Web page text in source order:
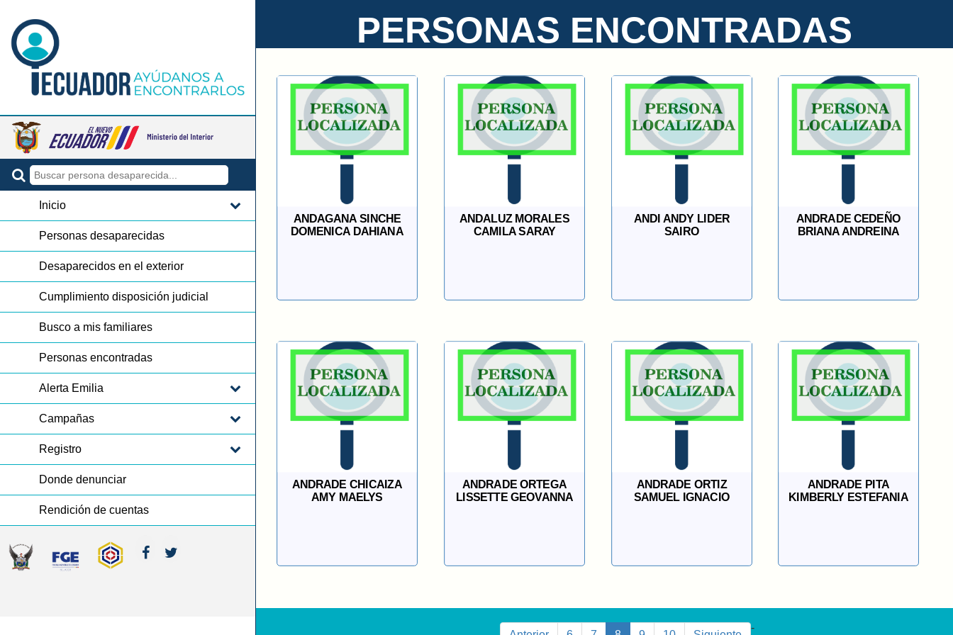
Inicio
Personas desaparecidas
Desaparecidos en el exterior
Cumplimiento disposición judicial
Busco a mis familiares
Personas encontradas
Alerta Emilia
Campañas
Registro
Donde denunciar
Rendición de cuentas
PERSONAS ENCONTRADAS
ANDAGANA SINCHE
DOMENICA DAHIANA
ANDALUZ MORALES
CAMILA SARAY
ANDI ANDY LIDER
SAIRO
ANDRADE CEDEÑO
BRIANA ANDREINA
ANDRADE CHICAIZA
AMY MAELYS
ANDRADE ORTEGA
LISSETTE GEOVANNA
ANDRADE ORTIZ
SAMUEL IGNACIO
ANDRADE PITA
KIMBERLY ESTEFANIA